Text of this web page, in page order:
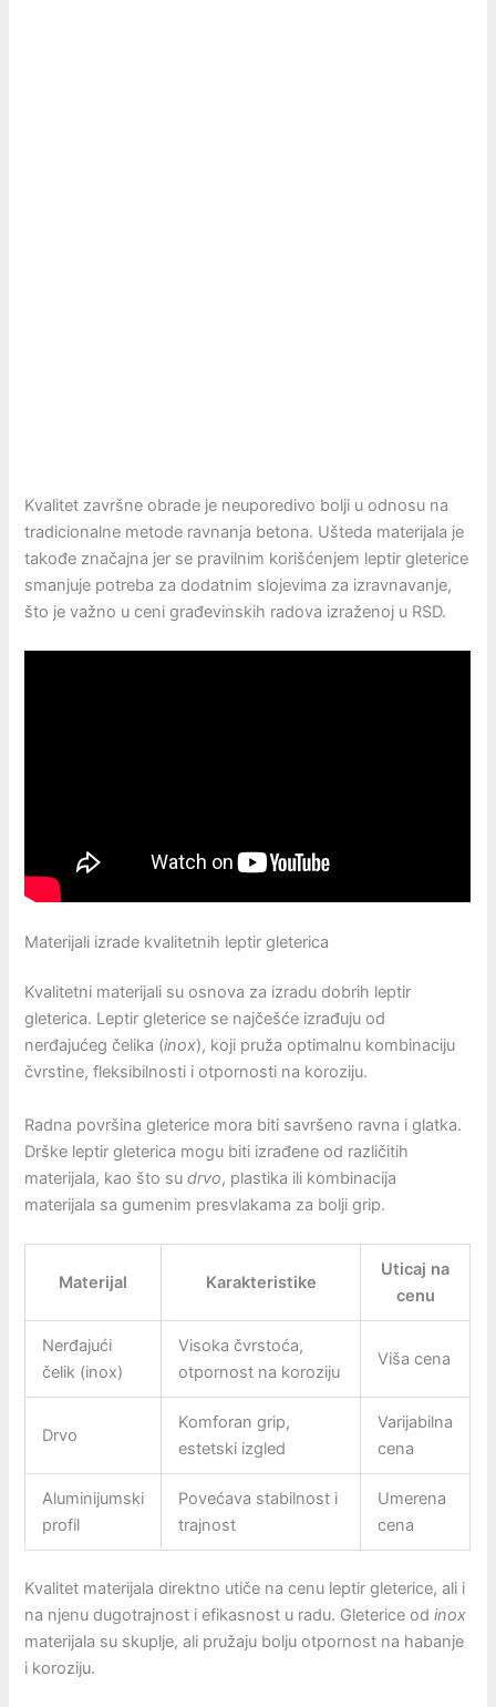
Kvalitet završne obrade je neuporedivo bolji u odnosu na
tradicionalne metode ravnanja betona. Ušteda materijala je
takođe značajna jer se pravilnim korišćenjem leptir gleterice
smanjuje potreba za dodatnim slojevima za izravnavanje,
što je važno u ceni građevinskih radova izraženoj u RSD.
Materijali izrade kvalitetnih leptir gleterica
Kvalitetni materijali su osnova za izradu dobrih leptir
gleterica. Leptir gleterice se najčešće izrađuju od
nerđajućeg čelika (inox), koji pruža optimalnu kombinaciju
čvrstine, fleksibilnosti i otpornosti na koroziju.
Radna površina gleterice mora biti savršeno ravna i glatka.
Drške leptir gleterica mogu biti izrađene od različitih
materijala, kao što sudrvo, plastika ili kombinacija
materijala sa gumenim presvlakama za bolji grip.
Materijal Karakteristike
Uticaj na
cenu
Nerđajući
čelik (inox)
Visoka čvrstoća,
otpornost na koroziju
Viša cena
Drvo
Komforan grip,
estetski izgled
Varijabilna
cena
Aluminijumski
profil
Povećava stabilnost i
trajnost
Umerena
cena
Kvalitet materijala direktno utiče na cenu leptir gleterice, ali i
na njenu dugotrajnost i efikasnost u radu. Gleterice odinox
materijala su skuplje, ali pružaju bolju otpornost na habanje
i koroziju.